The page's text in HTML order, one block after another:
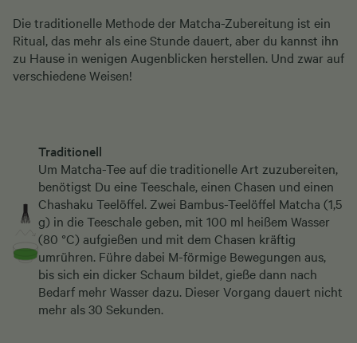
Die traditionelle Methode der Matcha-Zubereitung ist ein
Ritual, das mehr als eine Stunde dauert, aber du kannst ihn
zu Hause in wenigen Augenblicken herstellen. Und zwar auf
verschiedene Weisen!
Traditionell
Um Matcha-Tee auf die traditionelle Art zuzubereiten,
benötigst Du eine Teeschale, einen Chasen und einen
Chashaku Teelöffel. Zwei Bambus-Teelöffel Matcha (1,5
g) in die Teeschale geben, mit 100 ml heißem Wasser
(80 °C) aufgießen und mit dem Chasen kräftig
umrühren. Führe dabei M-förmige Bewegungen aus,
bis sich ein dicker Schaum bildet, gieße dann nach
Bedarf mehr Wasser dazu. Dieser Vorgang dauert nicht
mehr als 30 Sekunden.